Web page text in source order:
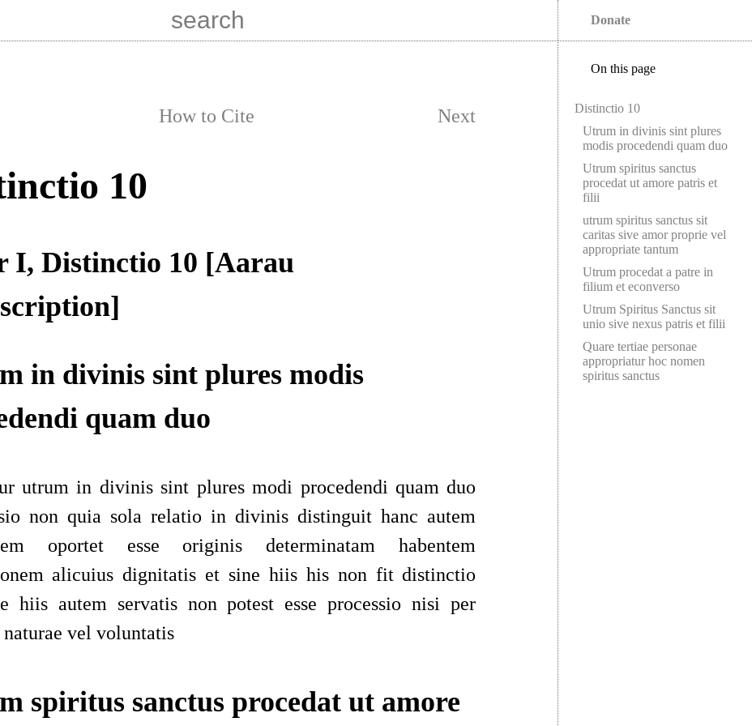
Donate
How to Cite Next
10
I, Distinctio 10 [Aarau
in divinis sint plures modis
quam duo
utrum in divinis sint plures modi procedendi quam duo
non quia sola relatio in divinis distinguit hanc autem
oportet esse originis determinatam habentem
alicuius dignitatis et sine hiishisnon fit distinctio
hiis autem servatisnon potest esse processio nisi per
vel voluntatis
spiritus sanctus procedat ut amore
On this page
Distinctio 10
Utrum in divinis sint plures
modis procedendi quam duo
Utrum spiritus sanctus
procedat ut amore patris et
filii
utrum spiritus sanctus sit
caritas sive amor proprie vel
appropriate tantum
Utrum procedat a patre in
filium et econverso
Utrum Spiritus Sanctus sit
unio sive nexus patris et filii
Quare tertiae personae
appropriatur hoc nomen
spiritus sanctus